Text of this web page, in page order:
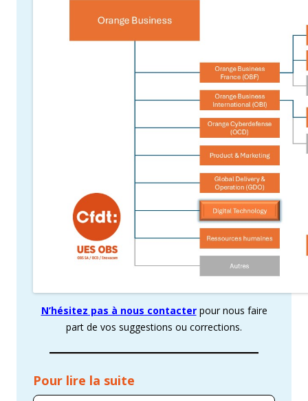
N’hésitez pas à nous contacterpour nous faire
part de vos suggestions ou corrections.
Pour lire la suite